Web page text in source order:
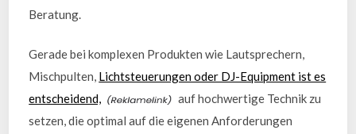
Beratung.
Gerade bei komplexen Produkten wie Lautsprechern,
Mischpulten, Lichtsteuerungen oder DJ-Equipment ist es
entscheidend,
auf hochwertige Technik zu
setzen, die optimal auf die eigenen Anforderungen